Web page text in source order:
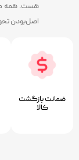
اصل‌بودن
ضمانت بازگشت
کالا